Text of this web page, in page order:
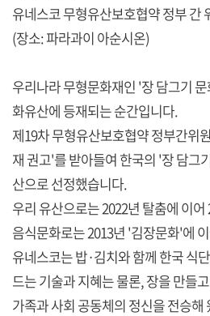
유네스코 무형유산보호협약 정부 간
(장소: 파라과이 아순시온)
우리나라 무형문화재인 '장 담그기
화유산에 등재되는 순간입니다.
제19차 무형유산보호협약 정부간위
재 권고'를 받아들여 한국의 '장 담그
산으로 선정했습니다.
우리 유산으로는 2022년 탈춤에 이
음식문화로는 2013년 '김장문화'에
유네스코는 밥·김치와 함께 한국 식
드는 기술과 지혜는 물론, 장을 만들
가족과 사회 공동체의 정신을 전승